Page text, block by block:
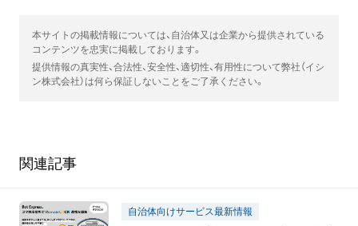
本サイトの掲載情報については、自治体又は企業から提供されている
コンテンツを忠実に掲載しております。
提供情報の真実性、合法性、安全性、適切性、有用性について弊社（イシ
ン株式会社）は何ら保証しないことをご了承ください。
関連記事
自治体向けサービス最新情報